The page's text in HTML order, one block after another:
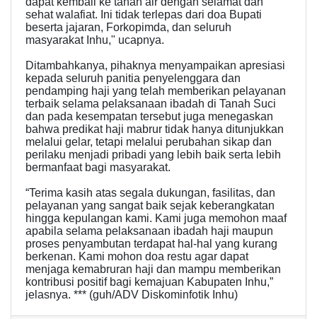
sehat walafiat. Ini tidak terlepas dari doa Bupati
beserta jajaran, Forkopimda, dan seluruh
masyarakat Inhu," ucapnya.
Ditambahkanya, pihaknya menyampaikan apresiasi
kepada seluruh panitia penyelenggara dan
pendamping haji yang telah memberikan pelayanan
terbaik selama pelaksanaan ibadah di Tanah Suci
dan pada kesempatan tersebut juga menegaskan
bahwa predikat haji mabrur tidak hanya ditunjukkan
melalui gelar, tetapi melalui perubahan sikap dan
perilaku menjadi pribadi yang lebih baik serta lebih
bermanfaat bagi masyarakat.
“Terima kasih atas segala dukungan, fasilitas, dan
pelayanan yang sangat baik sejak keberangkatan
hingga kepulangan kami. Kami juga memohon maaf
apabila selama pelaksanaan ibadah haji maupun
proses penyambutan terdapat hal-hal yang kurang
berkenan. Kami mohon doa restu agar dapat
menjaga kemabruran haji dan mampu memberikan
kontribusi positif bagi kemajuan Kabupaten Inhu,”
jelasnya. *** (guh/ADV Diskominfotik Inhu)